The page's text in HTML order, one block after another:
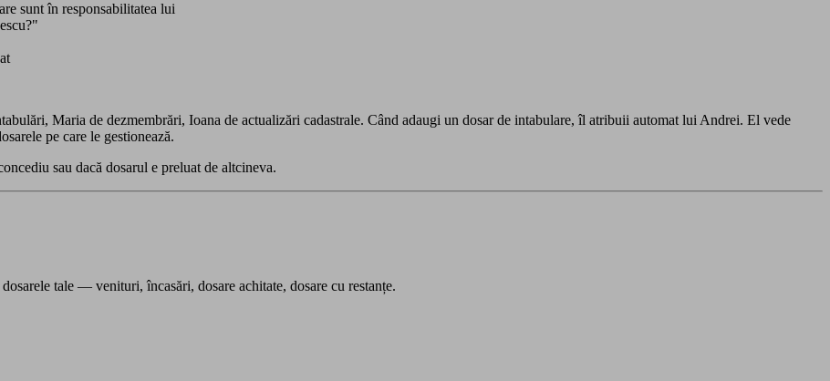
sunt în responsabilitatea lui
Maria de dezmembrări, Ioana de actualizări cadastrale. Când adaugi un dosar de intabulare, îl atribuii automat lui Andrei. El vede
pe care le gestionează.
sau dacă dosarul e preluat de altcineva.
tale — venituri, încasări, dosare achitate, dosare cu restanțe.